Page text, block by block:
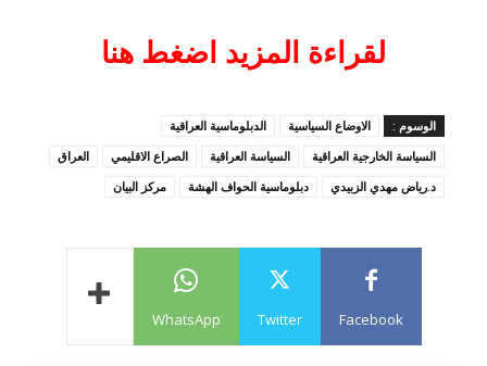
لقراءة المزيد اضغط هنا
الوسوم : الاوضاع السياسية
الدبلوماسية العراقية
السياسة الخارجية العراقية
السياسة العراقية الصراع الاقليمي
العراق
د.رياض مهدي الزبيدي
دبلوماسية الحواف الهشة مركز البيان
Facebook
Twitter
WhatsApp